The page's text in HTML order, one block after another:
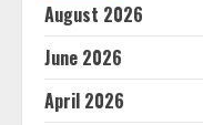
August 2026
June 2026
April 2026